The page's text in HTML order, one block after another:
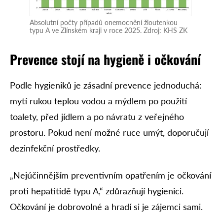
Absolutní počty případů onemocnění žloutenkou
typu A ve Zlínském kraji v roce 2025. Zdroj: KHS ZK
Prevence stojí na hygieně i očkování
Podle hygieniků je zásadní prevence jednoduchá:
mytí rukou teplou vodou a mýdlem po použití
toalety, před jídlem a po návratu z veřejného
prostoru. Pokud není možné ruce umýt, doporučují
dezinfekční prostředky.
„Nejúčinnějším preventivním opatřením je očkování
proti hepatitidě typu A,“ zdůrazňují hygienici.
Očkování je dobrovolné a hradí si je zájemci sami.